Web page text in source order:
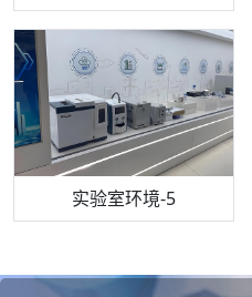
实验室环境-5
机构质检技术员-5
气相色谱仪